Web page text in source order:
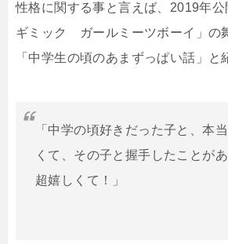
性格に関する事と言えば、2019年公
ギミック ガールミーツボーイ」の
「中学生の頃のあまずっぱい話」と
「中学の頃好きだった子と、本
くて、その子と握手したことがあ
超嬉しくて！」